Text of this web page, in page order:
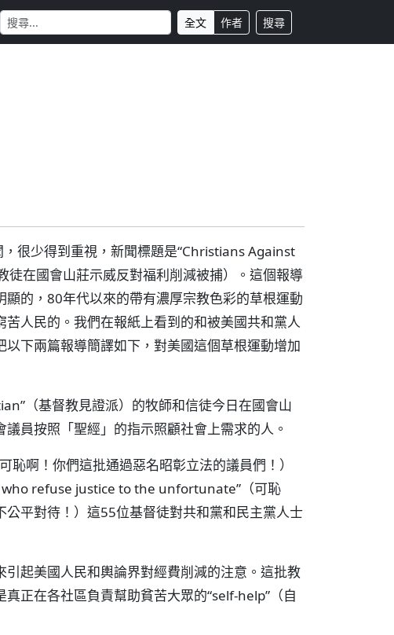
全文 作者 搜尋
很少得到重視，新聞標題是“Christians Against
在國會山莊示威反對福利削減被捕）。這個報導
的，80年代以來的帶有濃厚宗教色彩的草根運動
人民的。我們在報紙上看到的和被美國共和黨人
下兩篇報導簡譯如下，對美國這個草根運動增加
（基督教見證派）的牧師和信徒今日在國會山
員按照「聖經」的指示照顧社會上需求的人。
啊！你們這批通過惡名昭彰立法的議員們！）
refuse justice to the unfortunate”（可恥
平對待！）這55位基督徒對共和黨和民主黨人士
起美國人民和輿論界對經費削減的注意。這批教
正在各社區負責幫助貧苦大眾的“self-help”（自